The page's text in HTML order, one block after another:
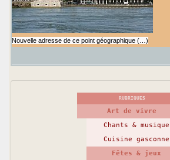
Nouvelle adresse de ce point géographique (…)
RUBRIQUES
Art de vivre
Chants & musique
Cuisine gasconne
Fêtes & jeux